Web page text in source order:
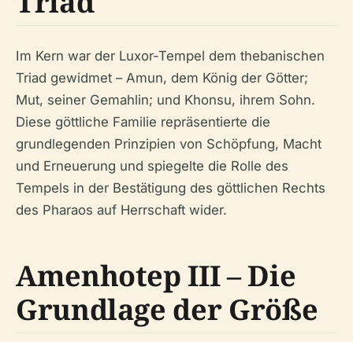
Im Kern war der Luxor-Tempel dem thebanischen
Triad gewidmet – Amun, dem König der Götter;
Mut, seiner Gemahlin; und Khonsu, ihrem Sohn.
Diese göttliche Familie repräsentierte die
grundlegenden Prinzipien von Schöpfung, Macht
und Erneuerung und spiegelte die Rolle des
Tempels in der Bestätigung des göttlichen Rechts
des Pharaos auf Herrschaft wider.
Amenhotep III – Die
Grundlage der Größe